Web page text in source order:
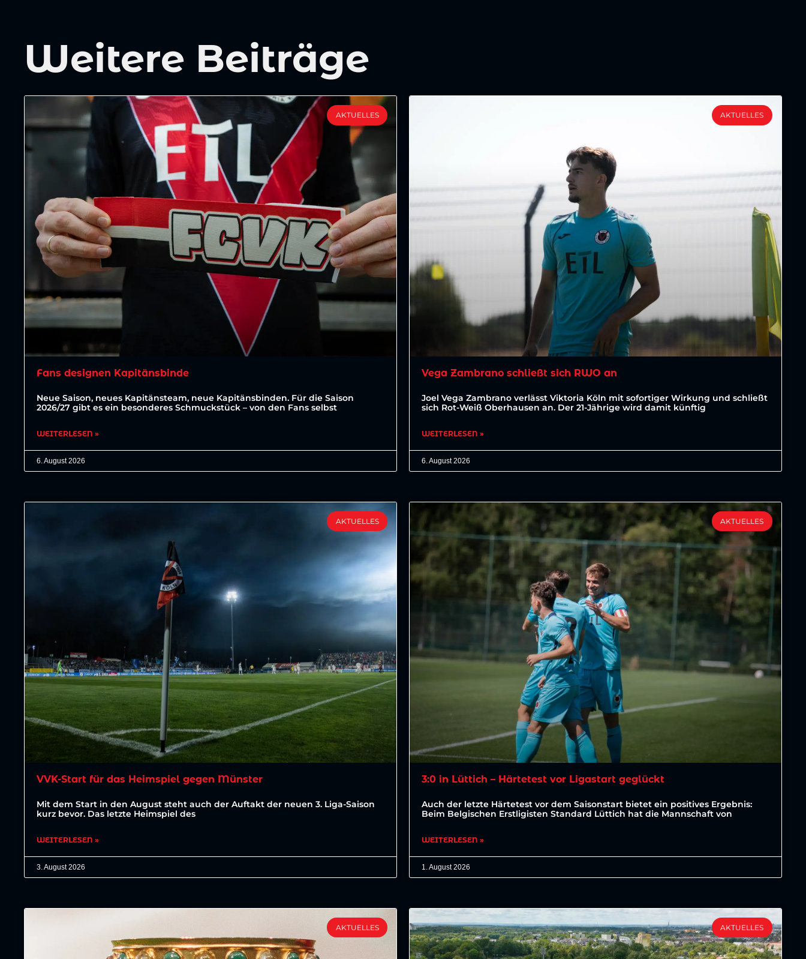
Weitere Beiträge
AKTUELLES
Fans designen Kapitänsbinde
Neue Saison, neues Kapitänsteam, neue Kapitänsbinden. Für die Saison
2026/27 gibt es ein besonderes Schmuckstück – von den Fans selbst
WEITERLESEN »
6. August 2026
AKTUELLES
Vega Zambrano schließt sich RWO an
Joel Vega Zambrano verlässt Viktoria Köln mit sofortiger Wirkung und schließt
sich Rot-Weiß Oberhausen an. Der 21-Jährige wird damit künftig
WEITERLESEN »
6. August 2026
AKTUELLES
VVK-Start für das Heimspiel gegen Münster
Mit dem Start in den August steht auch der Auftakt der neuen 3. Liga-Saison
kurz bevor. Das letzte Heimspiel des
WEITERLESEN »
3. August 2026
AKTUELLES
3:0 in Lüttich – Härtetest vor Ligastart geglückt
Auch der letzte Härtetest vor dem Saisonstart bietet ein positives Ergebnis:
Beim Belgischen Erstligisten Standard Lüttich hat die Mannschaft von
WEITERLESEN »
1. August 2026
AKTUELLES AKTUELLES